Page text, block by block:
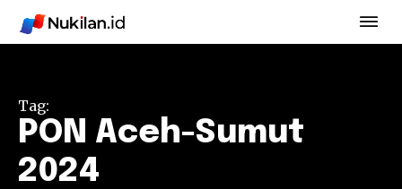
Tag:
PON Aceh-Sumut
2024